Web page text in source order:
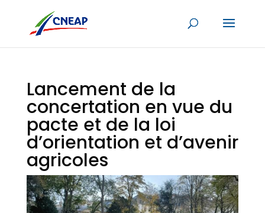
Lancement de la
concertation en vue du
pacte et de la loi
d’orientation et d’avenir
agricoles